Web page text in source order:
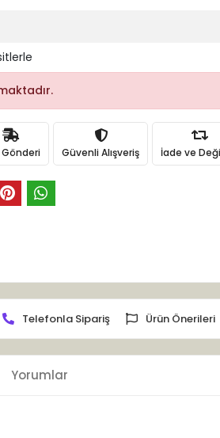
Gönderi Güvenli Alışveriş İade ve
Telefonla Sipariş Ürün Önerileri
Yorumlar